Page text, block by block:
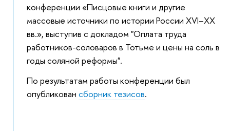
конференции «Писцовые книги и другие
массовые источники по истории России XVI–XX
вв.», выступив с докладом "Оплата труда
работников-соловаров в Тотьме и цены на соль в
годы соляной реформы".
По результатам работы конференции был
опубликован сборник тезисов.